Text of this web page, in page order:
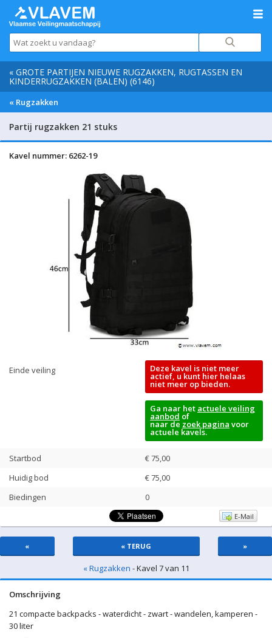
« GROTE PARTIJEN NIEUWE RUGZAKKEN, RUGTASSEN EN
KINDERRUGZAKKEN (BALEN) (6146)
« Rugzakken
Partij rugzakken 21 stuks
Kavel nummer: 6262-19
Einde veiling Deze kavel is niet meer
actief, u kunt hier helaas
niet meer op bieden.
Ga naar het actuele veiling
aanbod of
naar de zoek pagina voor
actuele kavels.
Startbod
€ 75,00
Huidig bod
€75,00
Biedingen
0
E-Mail
« « TERUG »
« Rugzakken - Kavel 7 van 11
Omschrijving
21 compacte backpacks - waterdicht - zwart - wandelen, kamperen -
30 liter